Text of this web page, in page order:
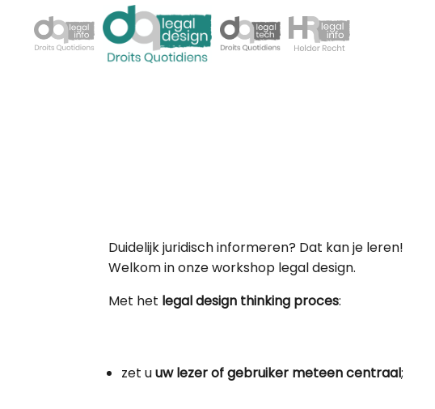
Duidelijk juridisch informeren? Dat kan je leren!
Welkom in onze workshop legal design.
Met het legal design thinking proces:
zet uuw lezer of gebruiker meteen centraal;